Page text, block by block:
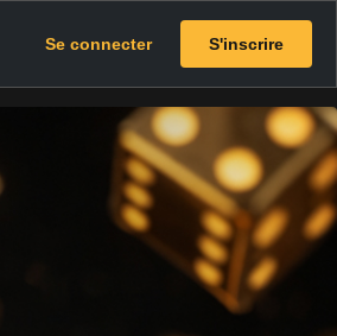
Se connecter S'inscrire